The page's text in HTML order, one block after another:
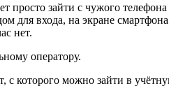
зайти с чужого
для входа, на экране
нет.
оператору.
которого можно зайти в